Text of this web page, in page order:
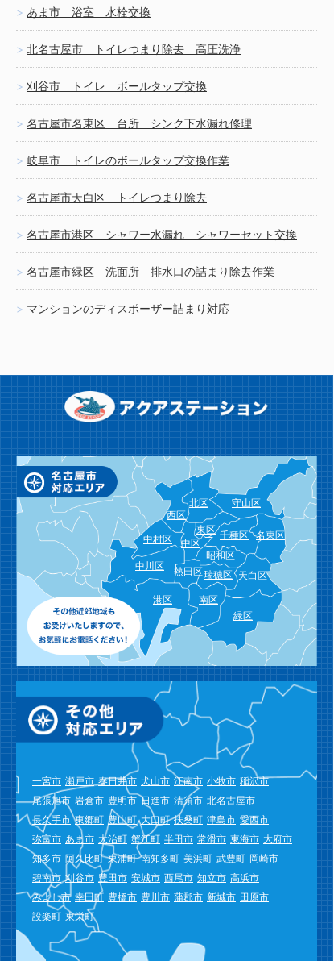
あま市 浴室 水栓交換
北名古屋市 トイレつまり除去 高圧洗浄
刈谷市 トイレ ボールタップ交換
名古屋市名東区 台所 シンク下水漏れ修理
岐阜市 トイレのボールタップ交換作業
名古屋市天白区 トイレつまり除去
名古屋市港区 シャワー水漏れ シャワーセット交換
名古屋市緑区 洗面所 排水口の詰まり除去作業
マンションのディスポーザー詰まり対応
北区
西区
守山区
東区 名東区
千種区
中区
中村区
昭和区
天白区
瑞穂区
熱田区
中川区
緑区
南区
港区
一宮市 瀬戸市 春日井市 犬山市 江南市 小牧市 稲沢市
尾張旭市 岩倉市 豊明市 日進市 清須市 北名古屋市
長久手市 東郷町 豊山町 大口町 扶桑町 津島市 愛西市
弥富市 あま市 大治町 蟹江町 半田市 常滑市 東海市 大府市
知多市 阿久比町 東浦町 南知多町 美浜町 武豊町 岡崎市
碧南市 刈谷市 豊田市 安城市 西尾市 知立市 高浜市
みよし市 幸田町 豊橋市 豊川市 蒲郡市 新城市 田原市
設楽町 東栄町